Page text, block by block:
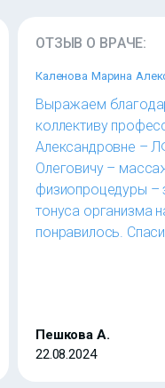
ОТЗЫВ О ВРАЧЕ:
Каленова Марина
Выражаем
коллективу
Александровне –
Олеговичу –
физиопроцедуры –
тонуса организма
понравилось.
Пешкова А.
22.08.2024